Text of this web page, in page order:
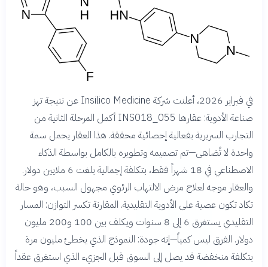
في فبراير 2026، أعلنت شركة Insilico Medicine عن نتيجة تهز
صناعة الأدوية: عقارها INS018_055 أكمل المرحلة الثانية من
التجارب السريرية بفعالية إحصائية محققة. هذا العقار يحمل سمة
واحدة لا تُضاهى—تم تصميمه وتطويره بالكامل بواسطة الذكاء
الاصطناعي في 18 شهراً فقط، بتكلفة إجمالية بلغت 6 ملايين دولار.
والعقار موجه لعلاج مرض الالتهاب الرئوي مجهول السبب، وهو حالة
تكاد تكون عصية على الأدوية التقليدية. المقارنة تكسر التوازن: المسار
التقليدي يستغرق 6 إلى 8 سنوات ويكلف بين 100 و200 مليون
دولار. الفرق ليس كمياً—إنه جودة: النموذج الذي يخطئ مليون مرة
بتكلفة منخفضة قد يصل إلى السوق قبل الجزيء الذي استغرق عقداً